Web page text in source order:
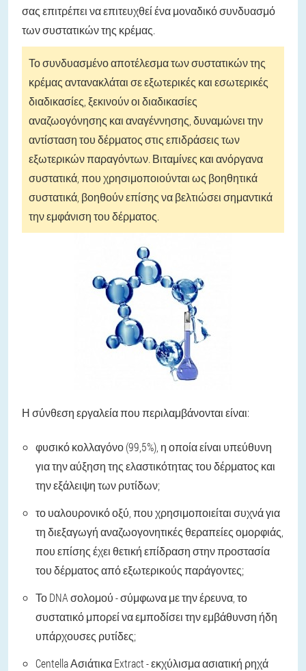
σας επιτρέπει να επιτευχθεί ένα μοναδικό συνδυασμό
των συστατικών της κρέμας.
Το συνδυασμένο αποτέλεσμα των συστατικών της
κρέμας αντανακλάται σε εξωτερικές και εσωτερικές
διαδικασίες, ξεκινούν οι διαδικασίες
αναζωογόνησης και αναγέννησης, δυναμώνει την
αντίσταση του δέρματος στις επιδράσεις των
εξωτερικών παραγόντων. Βιταμίνες και ανόργανα
συστατικά, που χρησιμοποιούνται ως βοηθητικά
συστατικά, βοηθούν επίσης να βελτιώσει σημαντικά
την εμφάνιση του δέρματος.
Η σύνθεση εργαλεία που περιλαμβάνονται είναι:
φυσικό κολλαγόνο (99,5%), η οποία είναι υπεύθυνη
για την αύξηση της ελαστικότητας του δέρματος και
την εξάλειψη των ρυτίδων;
το υαλουρονικό οξύ, που χρησιμοποιείται συχνά για
τη διεξαγωγή αναζωογονητικές θεραπείες ομορφιάς,
που επίσης έχει θετική επίδραση στην προστασία
του δέρματος από εξωτερικούς παράγοντες;
Το DNA σολομού - σύμφωνα με την έρευνα, το
συστατικό μπορεί να εμποδίσει την εμβάθυνση ήδη
υπάρχουσες ρυτίδες;
Centella Ασιάτικα Extract - εκχύλισμα ασιατική ρηχά